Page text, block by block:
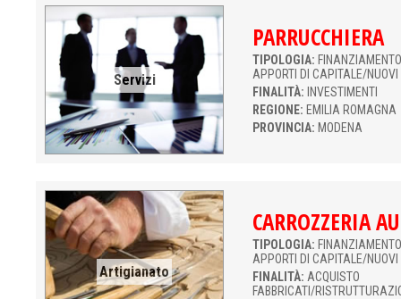
Servizi
PARRUCCHIERA
TIPOLOGIA:
APPORTI DI CAPITALE/NUOVI
FINALITÀ: INVESTIMENTI
REGIONE: EMILIA ROMAGNA
PROVINCIA: MODENA
Artigianato
CARROZZERIA
TIPOLOGIA:
APPORTI DI CAPITALE/NUOVI
FINALITÀ: ACQUISTO
FABBRICATI/